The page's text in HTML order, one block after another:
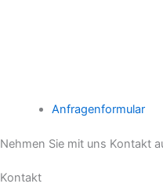
Anfragenformular
Nehmen Sie mit uns Kontakt
Kontakt